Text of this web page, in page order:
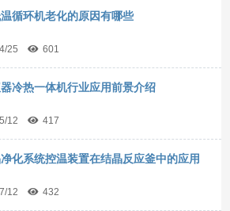
循环机老化的原因有哪些
25 601
冷热一体机行业应用前景介绍
12 417
化系统控温装置在结晶反应釜中的应用
12 432